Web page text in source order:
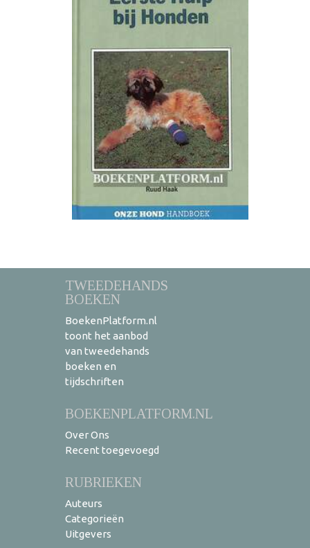
TWEEDEHANDS
BOEKEN
BoekenPlatform.nl
toont het aanbod
van tweedehands
boeken en
tijdschriften
BOEKENPLATFORM.NL
Over Ons
Recent toegevoegd
RUBRIEKEN
Auteurs
Categorieën
Uitgevers